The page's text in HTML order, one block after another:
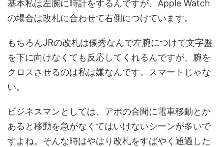
基本私は左腕に時計をするんですが、Apple Watch
の場合は改札に合わせて右側につけています。
もちろんJRの改札は優秀なんで左腕につけて文字盤
を下に向けなくても反応してくれるんですが、腕を
クロスさせるのは私は嫌なんです。スマートじゃな
い。
ビジネスマンとしては、アポの合間に電車移動とか
あると移動を急がなくてはいけないシーンが多いで
すよね。そんな時はやはり改札をすばやく通過した